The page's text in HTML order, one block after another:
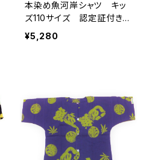
本染め魚河岸シャツ キッ
ズ110サイズ 認定証付き
木綿晒 麻の葉柄 黒×迷
彩カモ 子供用 日本製
ちシャツ 焼津 浜通り
港町
¥5,280